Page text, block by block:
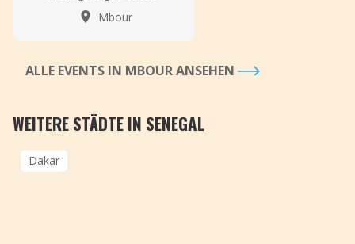
Mbour
ALLE EVENTS IN MBOUR ANSEHEN
WEITERE STÄDTE IN SENEGAL
Dakar